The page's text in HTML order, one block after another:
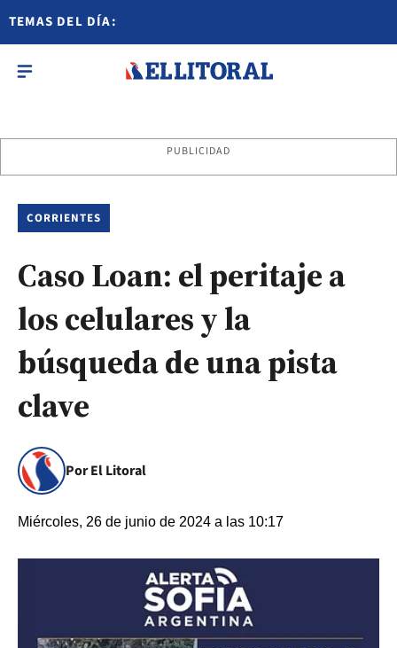
TEMAS DEL DÍA:
PUBLICIDAD
CORRIENTES
Caso Loan: el peritaje a
los celulares y la
búsqueda de una pista
clave
Por El Litoral
Miércoles, 26 de junio de 2024 a las 10:17